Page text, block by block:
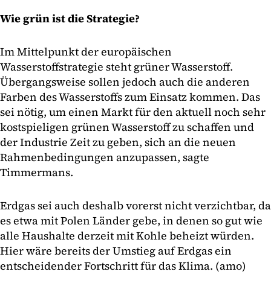
Wie grün ist die Strategie?
Im Mittelpunkt der europäischen
Wasserstoffstrategie steht grüner Wasserstoff.
Übergangsweise sollen jedoch auch die anderen
Farben des Wasserstoffs zum Einsatz kommen. Das
sei nötig, um einen Markt für den aktuell noch sehr
kostspieligen grünen Wasserstoff zu schaffen und
der Industrie Zeit zu geben, sich an die neuen
Rahmenbedingungen anzupassen, sagte
Timmermans.
Erdgas sei auch deshalb vorerst nicht verzichtbar, da
es etwa mit Polen Länder gebe, in denen so gut wie
alle Haushalte derzeit mit Kohle beheizt würden.
Hier wäre bereits der Umstieg auf Erdgas ein
entscheidender Fortschritt für das Klima. (amo)